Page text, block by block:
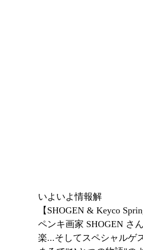
いよいよ情報解
【SHOGEN & Keyco
ペンキ画家 SHOGEN さ
楽...そしてスペシャルゲ